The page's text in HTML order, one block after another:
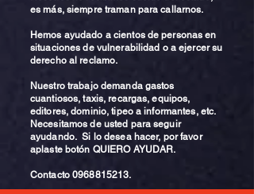
es más, siempre traman para callarnos.
Hemos ayudado a cientos de personas en
situaciones de vulnerabilidad o a ejercer su
derecho al reclamo.
Nuestro trabajo demanda gastos
cuantiosos, taxis, recargas, equipos,
editores, dominio, tipeo a informantes, etc.
Necesitamos de usted para seguir
ayudando. Si lo desea hacer, por favor
aplaste botón QUIERO AYUDAR.
Contacto0968815213.